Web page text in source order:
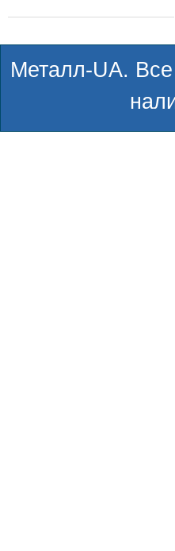
Металл-UA.